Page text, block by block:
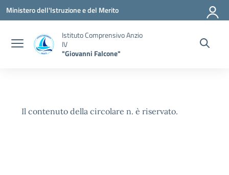
Vai ai contenuti
Vai al menu di navigazione
Vai al footer
Ministero dell'Istruzione e del Merito
Istituto Comprensivo Anzio
IV
"Giovanni Falcone"
Il contenuto della circolare n. è riservato.